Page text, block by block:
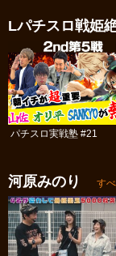
Lパチスロ戦姫
パチスロ実戦塾 #21
河原みのり す